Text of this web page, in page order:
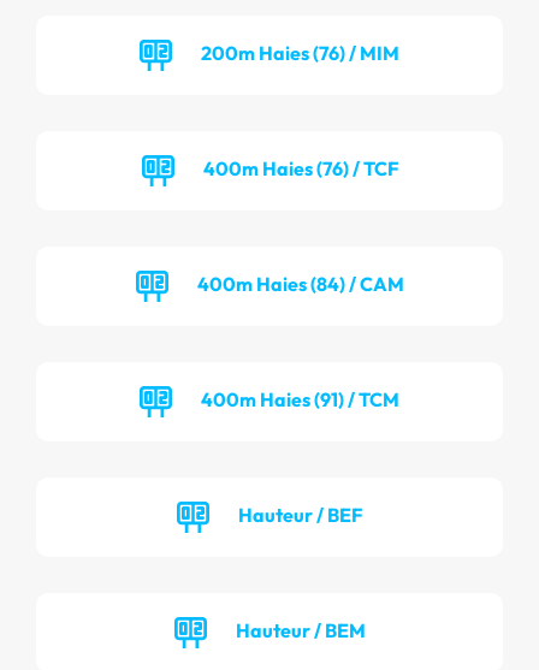
200m Haies (76) / MIM
400m Haies (76) / TCF
400m Haies (84) / CAM
400m Haies (91) / TCM
Hauteur / BEF
Hauteur / BEM